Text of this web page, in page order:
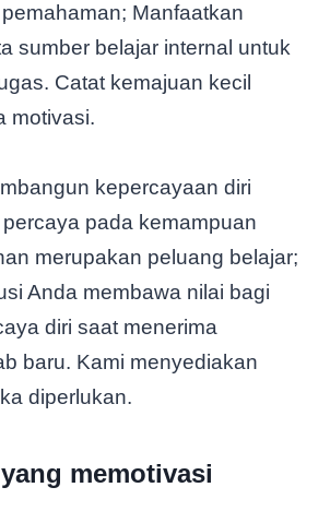
Manfaatkan
sumber belajar internal untuk
Catat kemajuan kecil
motivasi.
kepercayaan diri
pada kemampuan
merupakan peluang belajar;
Anda membawa nilai bagi
diri saat menerima
baru. Kami menyediakan
diperlukan.
memotivasi